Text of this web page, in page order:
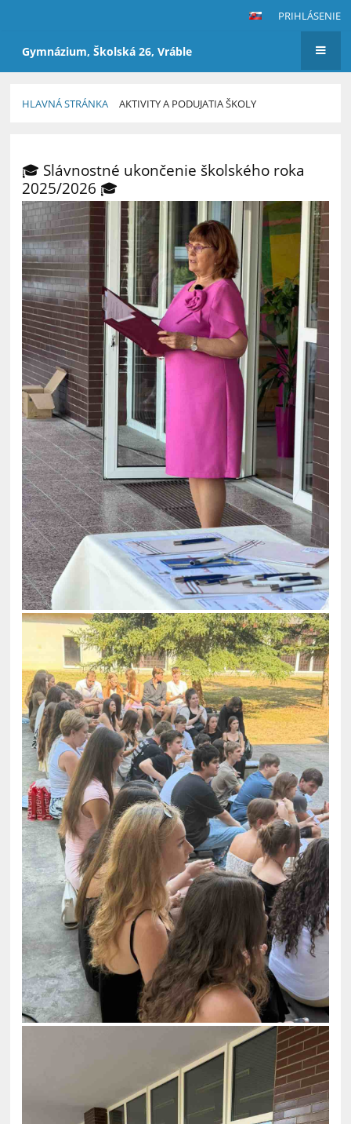
PRIHLÁSENIE
Gymnázium, Školská 26, Vráble
HLAVNÁ STRÁNKA AKTIVITY A PODUJATIA ŠKOLY
podujatia
školy
🎓 Slávnostné ukončenie školského roka
2025/2026 🎓